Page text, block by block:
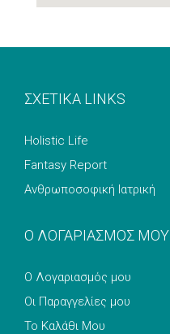
ΣΧΕΤΙΚΑ LINKS
Holistic Life
Fantasy Report
Ανθρωποσοφική Ιατρική
Ο ΛΟΓΑΡΙΑΣΜΟΣ ΜΟΥ
Ο Λογαριασμός μου
Οι Παραγγελίες μου
Το Καλάθι Μου